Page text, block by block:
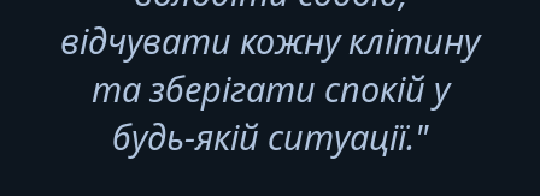
відчувати кожну клітину
та зберігати спокій у
будь-якій ситуації."